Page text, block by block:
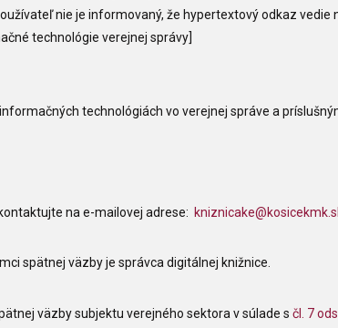
nie je informovaný, že hypertextový odkaz vedie
technológie verejnej správy]
technológiách vo verejnej správe a
na e-mailovej adrese:
spätnej väzby je správca digitálnej knižnice.
väzby subjektu verejného sektora v súlade s čl. 7